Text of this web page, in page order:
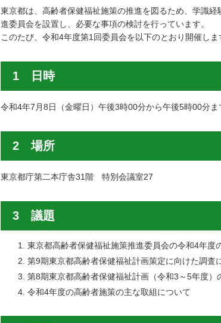
東京都は、高齢者保健福祉施策の推進を図るため、学識
進委員会を設置し、必要な事項の検討を行っています。
このたび、令和4年度第1回委員会を以下のとおり開催しま
1 日時
令和4年7月8日（金曜日）午後3時00分から午後5時00分ま
2 場所
東京都庁第二本庁舎31階 特別会議室27
3 議題
東京都高齢者保健福祉施策推進委員会の令和4年度
第9期東京都高齢者保健福祉計画策定に向けた調査
第8期東京都高齢者保健福祉計画（令和3～5年度）
令和4年度の高齢者施策の主な取組について